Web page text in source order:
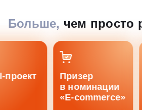
Больше, чем просто
Призер
в номинации
«E-commerce»